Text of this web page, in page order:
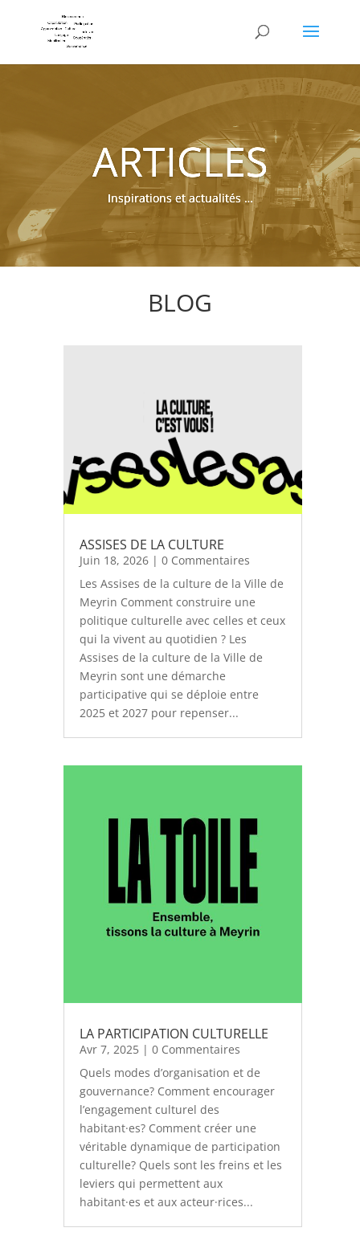
ARTICLES
Inspirations et actualités …
BLOG
ASSISES DE LA CULTURE
Juin 18, 2026 | 0 Commentaires
Les Assises de la culture de la Ville de
Meyrin Comment construire une
politique culturelle avec celles et ceux
qui la vivent au quotidien ? Les
Assises de la culture de la Ville de
Meyrin sont une démarche
participative qui se déploie entre
2025 et 2027 pour repenser...
LA PARTICIPATION CULTURELLE
Avr 7, 2025 | 0 Commentaires
Quels modes d’organisation et de
gouvernance? Comment encourager
l’engagement culturel des
habitant·es? Comment créer une
véritable dynamique de participation
culturelle? Quels sont les freins et les
leviers qui permettent aux
habitant·es et aux acteur·rices...